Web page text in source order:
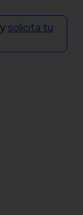
y solicita tu